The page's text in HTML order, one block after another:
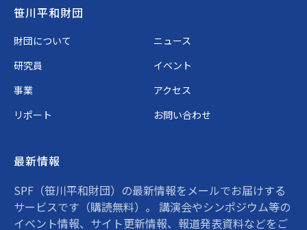
Footer
笹川平和財団
財団について
ニュース
研究員
イベント
事業
アクセス
リポート
お問い合わせ
最新情報
SPF（笹川平和財団）の最新情報をメールでお届けする
サービスです（購読無料）。 講演会やシンポジウム等の
イベント情報、サイト更新情報、報道発表資料などをご